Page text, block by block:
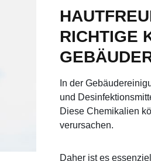
RICHTIGE
In der
und
Diese Chemikalien
verursachen.
Daher ist es